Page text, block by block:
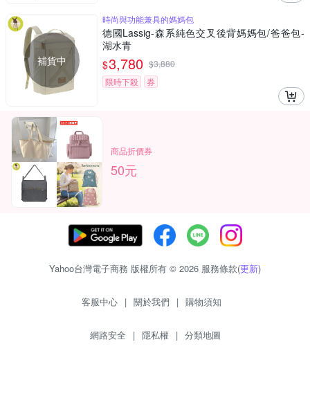
補貨中
時尚與功能兼具的媽媽包
德國Lassig-森系純色交叉後背媽媽包/爸爸包-
湖水青
$3,780 $3,880
限時下殺
券
商品折價券
50元
Yahoo台灣電子商務 版權所有 © 2026 服務條款(更新)
客服中心 | 關於我們 | 購物須知
網路安全 | 隱私權 | 分類地圖